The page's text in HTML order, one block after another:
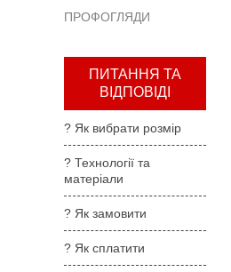
ПРОФОГЛЯДИ
ПИТАННЯ ТА
ВІДПОВІДІ
? Як вибрати розмір
? Технології та
матеріали
? Як замовити
? Як сплатити
повернення